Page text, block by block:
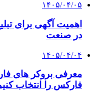
۱۴۰۵/۰۴/۰۵
اهمیت آگهی برای
در صنعت
۱۴۰۵/۰۴/۰۴
معرفی بروکر های
فارکس را انتخاب